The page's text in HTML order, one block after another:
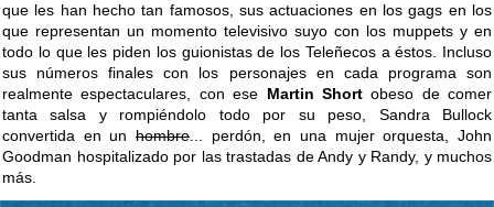
que les han hecho tan famosos, sus actuaciones en los gags en los
que representan un momento televisivo suyo con los muppets y en
todo lo que les piden los guionistas de los Teleñecos a éstos. Incluso
sus números finales con los personajes en cada programa son
realmente espectaculares, con ese Martin Shortobeso de comer
tanta salsa y rompiéndolo todo por su peso, Sandra Bullock
convertida en un hombre... perdón, en una mujer orquesta, John
Goodman hospitalizado por las trastadas de Andy y Randy, y muchos
más.